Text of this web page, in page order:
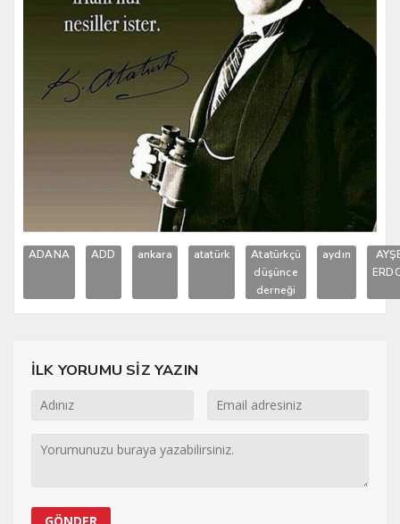
ADANA ADD ankara atatürk
Atatürkçü
düşünce
derneği
aydın
İLK YORUMU SİZ YAZIN